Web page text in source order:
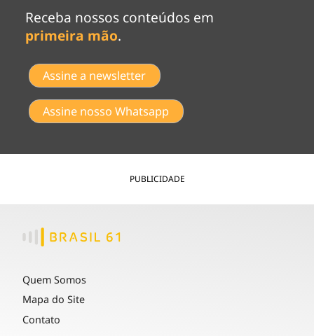
Receba nossos conteúdos em
primeira mão.
Assine a newsletter
Assine nosso Whatsapp
PUBLICIDADE
Quem Somos
Mapa do Site
Contato